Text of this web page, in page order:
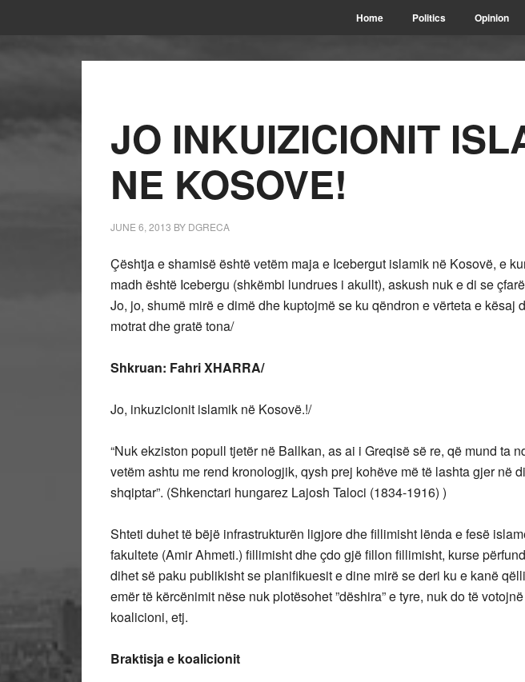
Home Politics Opinion
JO INKUIZICIONIT
NE KOSOVE!
JUNE 6, 2013 BY DGRECA
Çështja e shamisë është vetëm maja e Icebergut islamik në Kosovë, e
madh është Icebergu (shkëmbi lundrues i akullt), askush nuk e di se
Jo, jo, shumë mirë e dimë dhe kuptojmë se ku qëndron e vërteta e kësaj
motrat dhe gratë tona/
Shkruan: Fahri XHARRA/
Jo, inkuzicionit islamik në Kosovë.!/
“Nuk ekziston popull tjetër në Ballkan, as ai i Greqisë së re, që mund ta
vetëm ashtu me rend kronologjik, qysh prej kohëve më të lashta gjer në
shqiptar”. (Shkenctari hungarez Lajosh Taloci (1834-1916) )
Shteti duhet të bëjë infrastrukturën ligjore dhe fillimisht lënda e fesë
fakultete (Amir Ahmeti.) fillimisht dhe çdo gjë fillon fillimisht, kurse
dihet së paku publikisht se planifikuesit e dine mirë se deri ku e kanë
emër të kërcënimit nëse nuk plotësohet ”dëshira” e tyre, nuk do të
koalicioni, etj.
Braktisja e koalicionit